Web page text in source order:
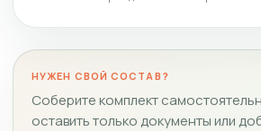
НУЖЕН СВОЙ СОСТАВ?
Соберите комплект
оставить только документы или